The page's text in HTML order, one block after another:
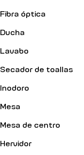
Fibra óptica
Ducha
Lavabo
Secador de toallas
Inodoro
Mesa
Mesa de centro
Hervidor